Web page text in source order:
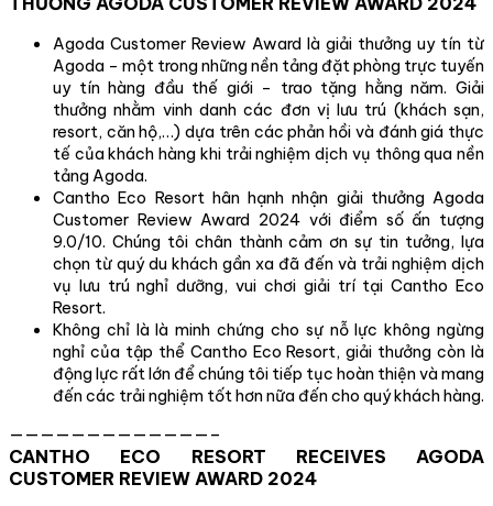
Agoda Customer Review Award là giải thưởng uy tín từ
Agoda – một trong những nền tảng đặt phòng trực tuyến
uy tín hàng đầu thế giới – trao tặng hằng năm. Giải
thưởng nhằm vinh danh các đơn vị lưu trú (khách sạn,
resort, căn hộ,…) dựa trên các phản hồi và đánh giá thực
tế của khách hàng khi trải nghiệm dịch vụ thông qua nền
tảng Agoda.
Cantho Eco Resort hân hạnh nhận giải thưởng Agoda
Customer Review Award 2024 với điểm số ấn tượng
9.0/10. Chúng tôi chân thành cảm ơn sự tin tưởng, lựa
chọn từ quý du khách gần xa đã đến và trải nghiệm dịch
vụ lưu trú nghỉ dưỡng, vui chơi giải trí tại Cantho Eco
Resort.
Không chỉ là là minh chứng cho sự nỗ lực không ngừng
nghỉ của tập thể Cantho Eco Resort, giải thưởng còn là
động lực rất lớn để chúng tôi tiếp tục hoàn thiện và mang
đến các trải nghiệm tốt hơn nữa đến cho quý khách hàng.
—————————————–
CANTHO ECO RESORT RECEIVES AGODA
CUSTOMER REVIEW AWARD 2024